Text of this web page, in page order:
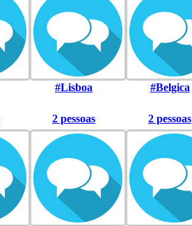
#Lisboa #Belgica
2 pessoas 2 pessoas